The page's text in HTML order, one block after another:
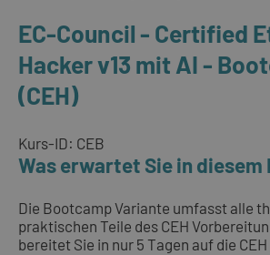
EC-Council - Certified
Hacker v13 mit AI -
(CEH)
Kurs-ID: CEB
Was erwartet Sie in diesem
Die Bootcamp Variante umfasst alle
praktischen Teile des CEH
bereitet Sie in nur 5 Tagen auf die